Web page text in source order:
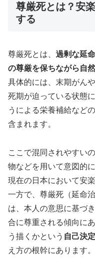
尊厳死とは？安
する
尊厳死とは、 過剰な延
の尊厳を保ちながら自
具体的には、末期がん
死期が迫っている状態
うによる栄養補給など
含まれます。
ここで混同されやすい
物などを用いて意図的
現在の日本において安
一方で、尊厳死（延命
は、本人の意思に基づ
合に尊重される傾向に
う描くかという 自己決
え方の根幹にあります。